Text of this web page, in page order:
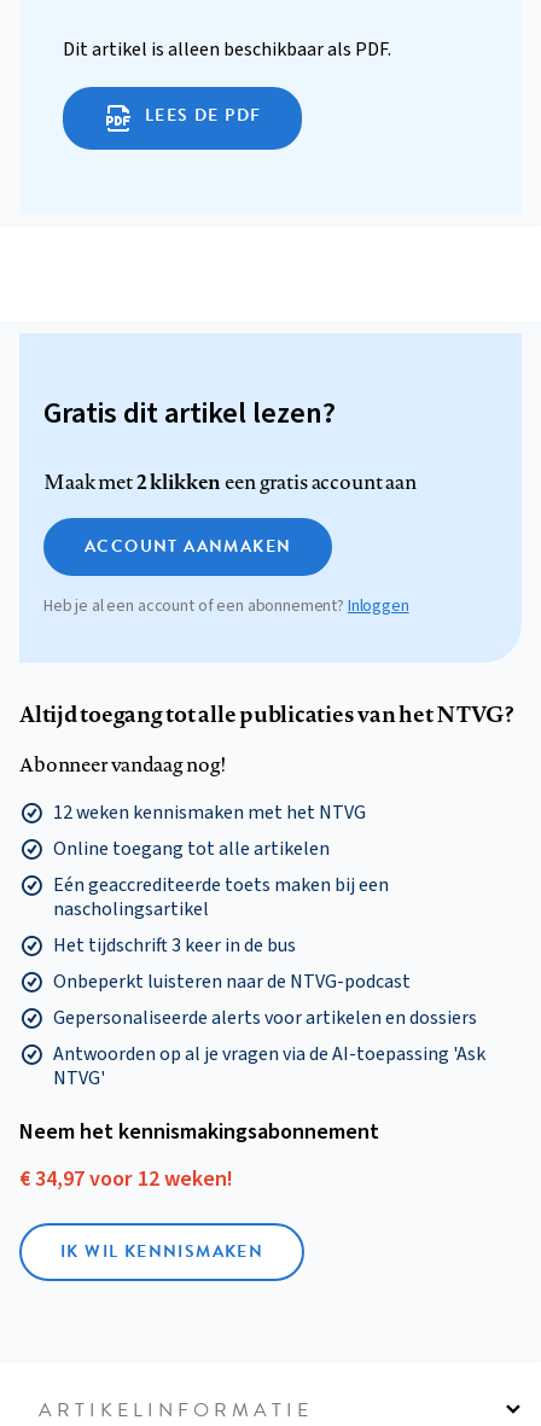
Dit artikel is alleen beschikbaar als PDF.
LEES DE PDF
Gratis dit artikel lezen?
Maak met2 klikkeneen gratis account aan
ACCOUNT AANMAKEN
Heb je al een account of een abonnement? Inloggen
Altijd toegang tot alle publicaties van het NTVG?
Abonneer vandaag nog!
12 weken kennismaken met het NTVG
Online toegang tot alle artikelen
Eén geaccrediteerde toets maken bij een
nascholingsartikel
Het tijdschrift 3 keer in de bus
Onbeperkt luisteren naar de NTVG-podcast
Gepersonaliseerde alerts voor artikelen en dossiers
Antwoorden op al je vragen via de AI-toepassing 'Ask
NTVG'
Neem het kennismakings­abonnement
€ 34,97 voor 12 weken!
IK WIL KENNISMAKEN
ARTIKELINFORMATIE